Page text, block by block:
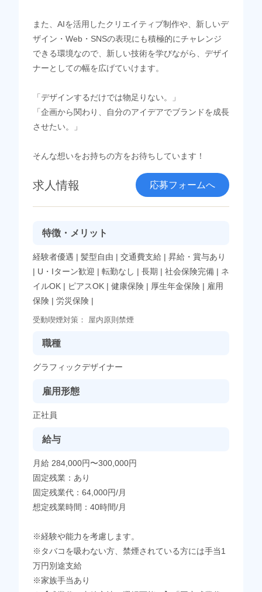
また、AIを活用したクリエイティブ制作や、新しいデ
ザイン・Web・SNSの表現にも積極的にチャレンジ
できる環境なので、新しい技術を学びながら、デザイ
ナーとしての幅を広げていけます。
「デザインするだけでは物足りない。」
「企画から関わり、自分のアイデアでブランドを成長
させたい。」
そんな想いをお持ちの方をお待ちしています！
求人情報 応募フォームへ
特徴・メリット
経験者優遇 | 髪型自由 | 交通費支給 | 昇給・賞与あり
| U・Iターン歓迎 | 転勤なし | 長期 | 社会保険完備 | ネ
イルOK | ピアスOK | 健康保険 | 厚生年金保険 | 雇用
保険 | 労災保険 |
受動喫煙対策： 屋内原則禁煙
職種
グラフィックデザイナー
雇用形態
正社員
給与
月給 284,000円〜300,000円
固定残業：あり
固定残業代：64,000円/月
想定残業時間：40時間/月
※経験や能力を考慮します。
※タバコを吸わない方、禁煙されている方には手当1
万円別途支給
※家族手当あり